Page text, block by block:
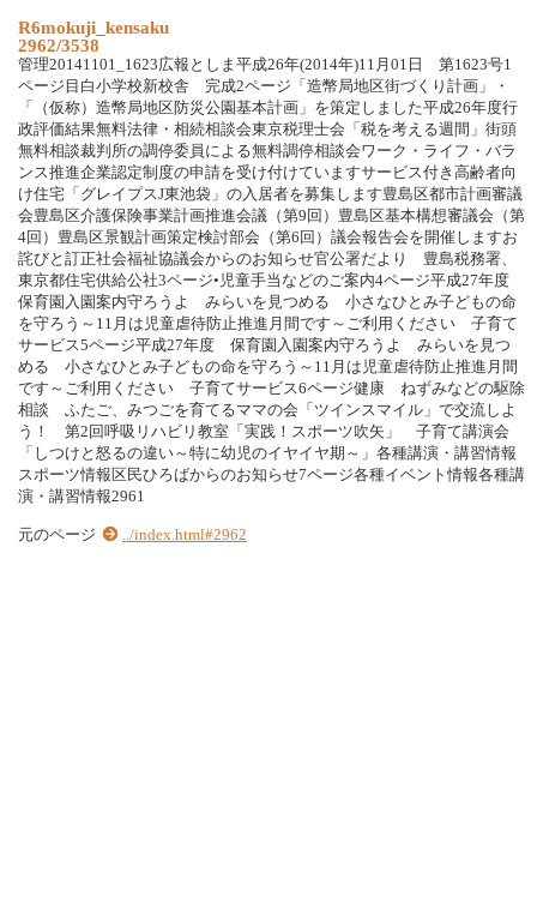
R6mokuji_kensaku
2962/3538
管理20141101_1623広報としま平成26年(2014年)11月01日 第1623号1
ページ目白小学校新校舎 完成2ページ「造幣局地区街づくり計画」・
「（仮称）造幣局地区防災公園基本計画」を策定しました平成26年度行
政評価結果無料法律・相続相談会東京税理士会「税を考える週間」街頭
無料相談裁判所の調停委員による無料調停相談会ワーク・ライフ・バラ
ンス推進企業認定制度の申請を受け付けていますサービス付き高齢者向
け住宅「グレイプスJ東池袋」の入居者を募集します豊島区都市計画審議
会豊島区介護保険事業計画推進会議（第9回）豊島区基本構想審議会（第
4回）豊島区景観計画策定検討部会（第6回）議会報告会を開催しますお
詫びと訂正社会福祉協議会からのお知らせ官公署だより 豊島税務署、
東京都住宅供給公社3ページ•児童手当などのご案内4ページ平成27年度
保育園入園案内守ろうよ みらいを見つめる 小さなひとみ子どもの命
を守ろう～11月は児童虐待防止推進月間です～ご利用ください 子育て
サービス5ページ平成27年度 保育園入園案内守ろうよ みらいを見つ
める 小さなひとみ子どもの命を守ろう～11月は児童虐待防止推進月間
です～ご利用ください 子育てサービス6ページ健康 ねずみなどの駆除
相談 ふたご、みつごを育てるママの会「ツインスマイル」で交流しよ
う！ 第2回呼吸リハビリ教室「実践！スポーツ吹矢」 子育て講演会
「しつけと怒るの違い～特に幼児のイヤイヤ期～」各種講演・講習情報
スポーツ情報区民ひろばからのお知らせ7ページ各種イベント情報各種講
演・講習情報2961
元のページ ../index.html#2962